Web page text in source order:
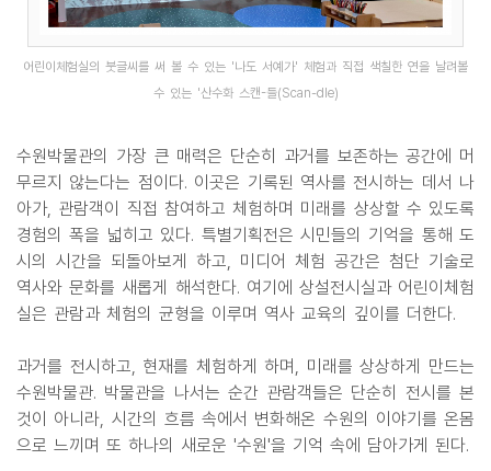
어린이체험실의 붓글씨를 써 볼 수 있는 '나도 서예가' 체험과 직접 색칠한 연을 날려볼
수 있는 '산수화 스캔-들(Scan-dle)
수원박물관의 가장 큰 매력은 단순히 과거를 보존하는 공간에 머
무르지 않는다는 점이다. 이곳은 기록된 역사를 전시하는 데서 나
아가, 관람객이 직접 참여하고 체험하며 미래를 상상할 수 있도록
경험의 폭을 넓히고 있다. 특별기획전은 시민들의 기억을 통해 도
시의 시간을 되돌아보게 하고, 미디어 체험 공간은 첨단 기술로
역사와 문화를 새롭게 해석한다. 여기에 상설전시실과 어린이체험
실은 관람과 체험의 균형을 이루며 역사 교육의 깊이를 더한다.
과거를 전시하고, 현재를 체험하게 하며, 미래를 상상하게 만드는
수원박물관. 박물관을 나서는 순간 관람객들은 단순히 전시를 본
것이 아니라, 시간의 흐름 속에서 변화해온 수원의 이야기를 온몸
으로 느끼며 또 하나의 새로운 '수원'을 기억 속에 담아가게 된다.